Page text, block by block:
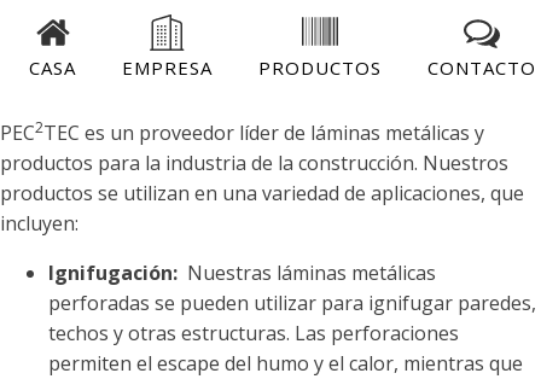
CASA EMPRESA PRODUCTOS CONTACTO
PEC2TEC es un proveedor líder de láminas metálicas y
productos para la industria de la construcción. Nuestros
productos se utilizan en una variedad de aplicaciones, que
incluyen:
Ignifugación: Nuestras láminas metálicas
perforadas se pueden utilizar para ignifugar paredes,
techos y otras estructuras. Las perforaciones
permiten el escape del humo y el calor, mientras que